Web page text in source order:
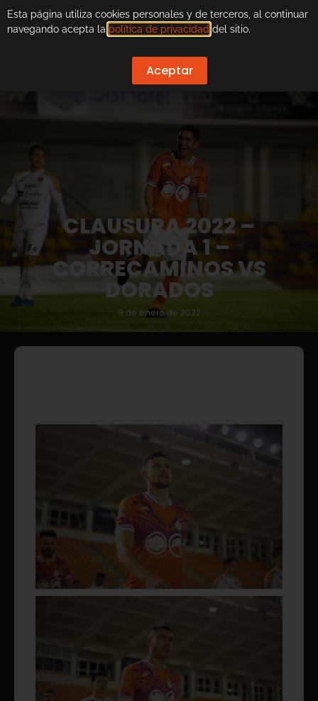
CLAUSURA 2022 –
JORNADA 1 –
CORRECAMINOS VS
DORADOS
9 de enero de 2022
Esta página utiliza cookies personales y de terceros, al continuar
navegando acepta la política de privacidad del sitio.
Aceptar